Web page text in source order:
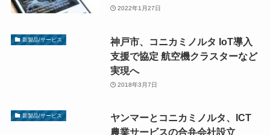
2022年1月27日
新製品/サービス
神戸市、コニカミノルタ IoT導入
支援で協定 航空機クラスターなど
実現へ
2018年3月7日
新製品/サービス
ヤンマーとコニカミノルタ、ICT
農業サービスの合弁会社設立